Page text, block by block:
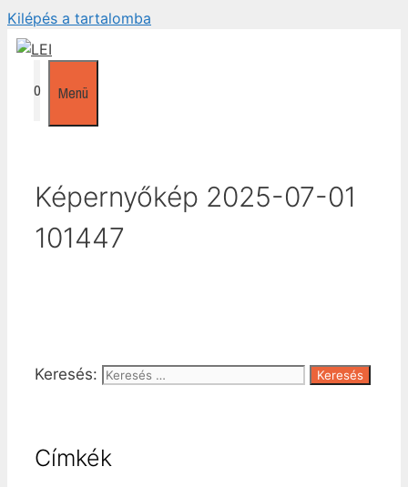
Kilépés a tartalomba
0 Menü
Képernyőkép 2025-07-01
101447
Keresés:
Címkék